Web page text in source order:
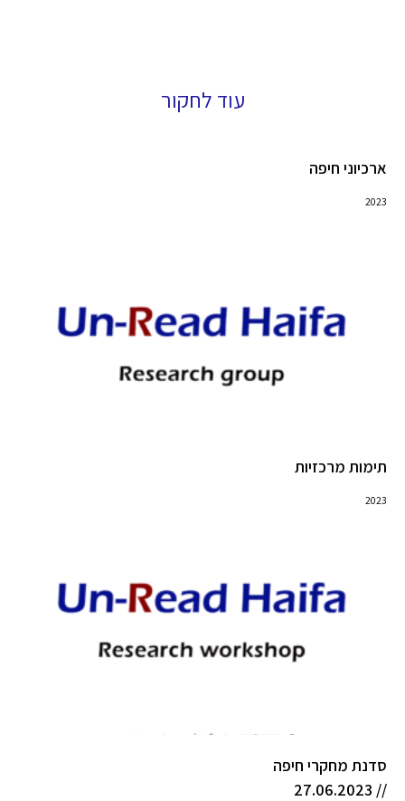
עוד לחקור
ארכיוני חיפה
2023
תימות מרכזיות
2023
סדנת מחקרי חיפה
// 27.06.2023